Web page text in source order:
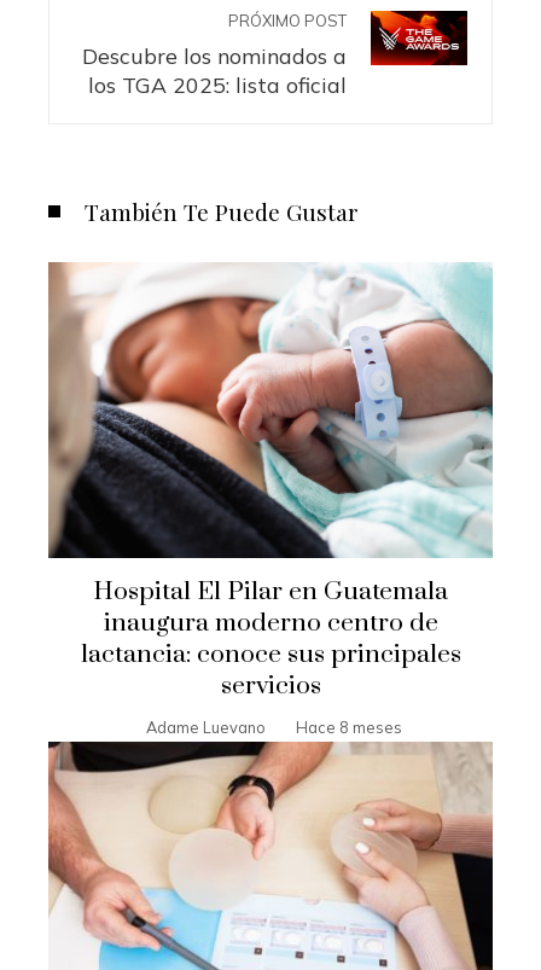
PRÓXIMO POST
Descubre los nominados a
los TGA 2025: lista oficial
También Te Puede Gustar
Hospital El Pilar en Guatemala
inaugura moderno centro de
lactancia: conoce sus principales
servicios
Adame Luevano Hace 8 meses